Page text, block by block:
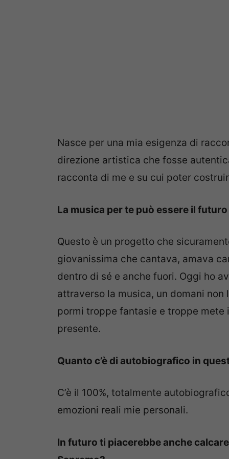
Nasce per una mia esigenza di
direzione artistica che fosse
racconta di me e su cui poter
La musica per te può essere il
Questo è un progetto che
giovanissima che cantava, amava
dentro di sé e anche fuori. Oggi ho
attraverso la musica, un domani
pormi troppe fantasie e troppe
presente.
Quanto c’è di autobiografico in
C’è il 100%, totalmente
emozioni reali mie personali.
In futuro ti piacerebbe anche